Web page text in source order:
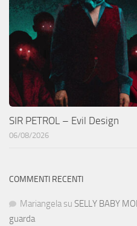
SIR PETROL – Evil Design
06/08/2026
COMMENTI RECENTI
Mariangela su SELLY BABY
guarda